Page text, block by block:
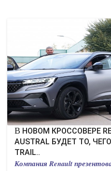
В НОВОМ КРОССОВЕРЕ RENAULT GRAND
AUSTRAL БУДЕТ ТО,
TRAIL..
Компания Renault